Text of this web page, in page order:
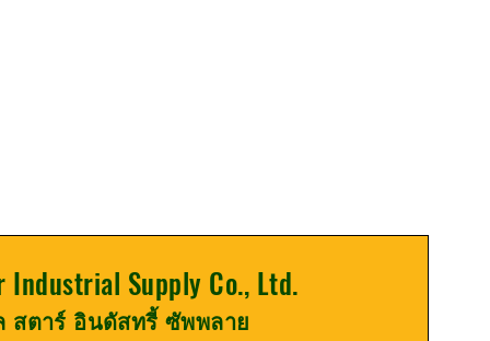
Industrial Supply Co., Ltd.
สตาร์ อินดัสทรี้ ซัพพลาย